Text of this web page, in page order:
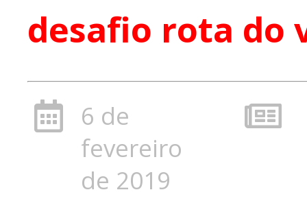
desafio rota do
6 de
fevereiro
de 2019